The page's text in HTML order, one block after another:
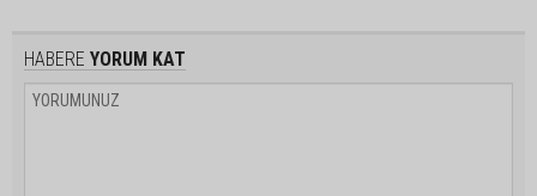
HABERE YORUM KAT